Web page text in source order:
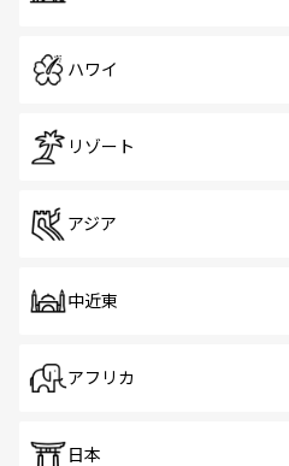
ハワイ
リゾート
アジア
中近東
アフリカ
日本